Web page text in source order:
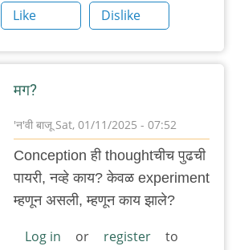
बाजूLike
Dislike
मग?
'न'वी बाजूSat, 01/11/2025 - 07:52
In
reply
श्रोडिंजरच्या
मांजरीची
Conception ही thoughtचीच पुढची
पायरी, नव्हे काय? केवळ experiment
म्हणून असली, म्हणून काय झाले?
Log in or register
to